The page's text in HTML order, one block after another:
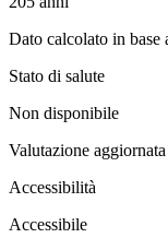
Dato calcolato in base
Stato di salute
Non disponibile
Valutazione
Accessibilità
Accessibile